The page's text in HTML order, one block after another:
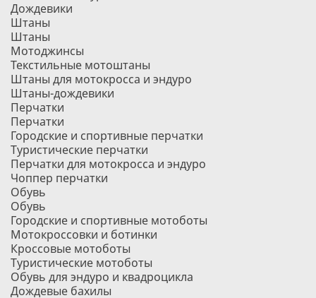
Дождевики
Штаны
Штаны
Мотоджинсы
Текстильные мотоштаны
Штаны для мотокросса и эндуро
Штаны-дождевики
Перчатки
Перчатки
Городские и спортивные перчатки
Туристические перчатки
Перчатки для мотокросса и эндуро
Чоппер перчатки
Обувь
Обувь
Городские и спортивные мотоботы
Мотокроссовки и ботинки
Кроссовые мотоботы
Туристические мотоботы
Обувь для эндуро и квадроцикла
Дождевые бахилы